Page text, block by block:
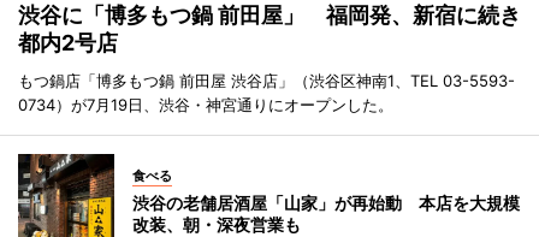
渋谷に「博多もつ鍋 前田屋」 福岡発、新宿に続き
都内2号店
もつ鍋店「博多もつ鍋 前田屋 渋谷店」（渋谷区神南1、TEL 03-5593-
0734）が7月19日、渋谷・神宮通りにオープンした。
食べる
渋谷の老舗居酒屋「山家」が再始動 本店を大規模
改装、朝・深夜営業も